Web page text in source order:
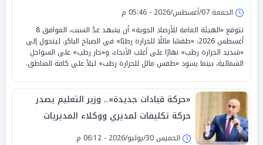
الجمعة 07/أغسطس/2026 - 05:46 م
تتوقع «الهيئة العامة للأرصاد الجوية» أن يشهد غدٌ السبت، الموافق 8
أغسطس 2026، «طقسًا مائلًا للحرارة رطبًا» في الصباح الباكر، ليتحول إلى
«شديد الحرارة رطب» نهارًا على أغلب الأنحاء، و«حار رطب» على السواحل
الشمالية، بينما يسود «طقس مائل للحرارة رطب» ليلاً على كافة المناطق.
«حركة قيادات جديدة».. وزير التعليم يصدر
حركة تكليفات لمديري ووكلاء المديريات
بالتعليمالخميس 30/يوليو/2026 - 06:12 م